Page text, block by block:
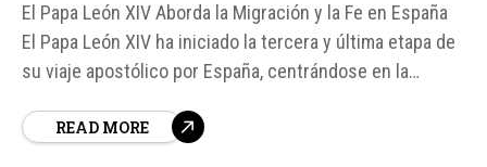
El Papa León XIV Aborda la Migración y la Fe en España
El Papa León XIV ha iniciado la tercera y última etapa de
su viaje apostólico por España, centrándose en la
En su encuentro con migrantes en...
READ MORE